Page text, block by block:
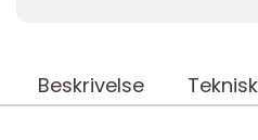
Beskrivelse